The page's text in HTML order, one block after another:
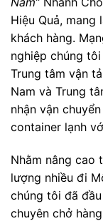
Hiệu Quả,
khách hàng.
nghiệp chúng
Trung tâm vận
Nam và Trung
nhận vận
container lạnh
Nhằm nâng cao
lượng nhiều đi
chúng tôi đã
chuyên chở